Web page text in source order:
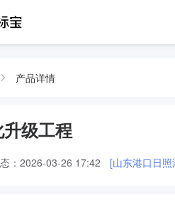
产品详情
升级工程
： 2026-03-26 17:42 [山东港口日